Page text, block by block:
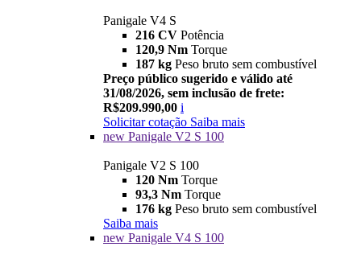
Panigale V4 S
216 CV Potência
120,9 Nm Torque
187 kg Peso bruto sem combustível
Preço público sugerido e válido até
31/08/2026, sem inclusão de frete:
R$209.990,00 i
Solicitar cotação Saiba mais
new Panigale V2 S 100
Panigale V2 S 100
120 Nm Torque
93,3 Nm Torque
176 kg Peso bruto sem combustível
Saiba mais
new Panigale V4 S 100